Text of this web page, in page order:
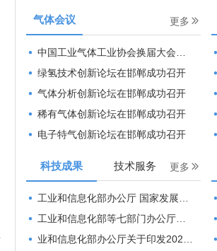
气体会议 更多
中国工业气体工业协会换届大会暨第三十六次会员大会在福州成功召开
绿氢技术创新论坛在邯郸成功召开
气体分析创新论坛在邯郸成功召开
稀有气体创新论坛在邯郸成功召开
电子特气创新论坛在邯郸成功召开
科技成果 技术服务 更多
工业和信息化部办公厅 国家发展改革委办公厅 市场监管总局办公厅关于组织开展2026年度重点行业能效、碳效领跑者企业推荐工作的通知
工业和信息化部等七部门办公厅（办公室）关于开展2026年工业和信息化领域 创新任务揭榜挂帅工作的通知
业和信息化部办公厅关于印发2026年度国家工业节能监察任务清单的通知